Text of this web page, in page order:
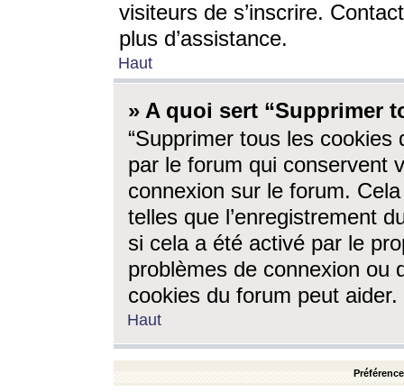
visiteurs de s’inscrire.
plus d’assistance.
Haut
» A quoi sert “Supprimer
“Supprimer tous les cookies
par le forum qui conservent
connexion sur le forum.
telles que l’enregistrement
si cela a été activé par le
problèmes de connexion ou
cookies du forum peut aider.
Haut